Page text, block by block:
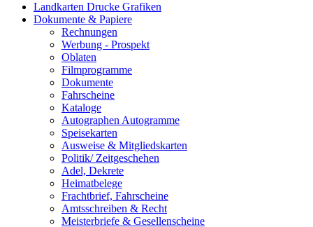
Landkarten Drucke Grafiken
Dokumente & Papiere
Rechnungen
Werbung - Prospekt
Oblaten
Filmprogramme
Dokumente
Fahrscheine
Kataloge
Autographen Autogramme
Speisekarten
Ausweise & Mitgliedskarten
Politik/ Zeitgeschehen
Adel, Dekrete
Heimatbelege
Frachtbrief, Fahrscheine
Amtsschreiben & Recht
Meisterbriefe & Gesellenscheine